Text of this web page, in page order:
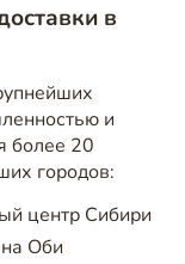
в
и
более 20
городов:
центр Сибири
Оби